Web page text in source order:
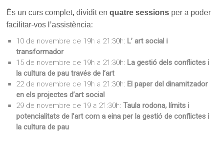
És un curs complet, dividit enquatre sessions per a poder
facilitar-vos l’assistència:
10 de novembre de 19h a 21:30h: L’ art social i
transformador
15 de novembre de 19h a 21:30h: La gestió dels conflictes i
la cultura de pau través de l’art
22 de novembre de 19h a 21:30h: El paper del dinamitzador
en els projectes d’art social
29 de novembre de 19 a 21:30h:Taula rodona, límits i
potencialitats de l’art com a eina per la gestió de conflictes i
la cultura de pau